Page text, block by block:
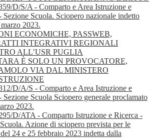
D/S/A - Comparto e Area Istruzione e
Sezione Scuola. Sciopero nazionale indetto
2023.
ECONOMICHE, PASSWEB,
INTEGRATIVI REGIONALI
ALL’USR PUGLIA
È SOLO UN PROVOCATORE,
VIA DAL MINISTERO
D/A/S - Comparto e Area Istruzione e
Sezione Scuola Sciopero generale proclamato
2023.
D/ATA - Comparto Istruzione e Ricerca -
Azione di sciopero prevista per le
24 e 25 febbraio 2023 indetta dalla